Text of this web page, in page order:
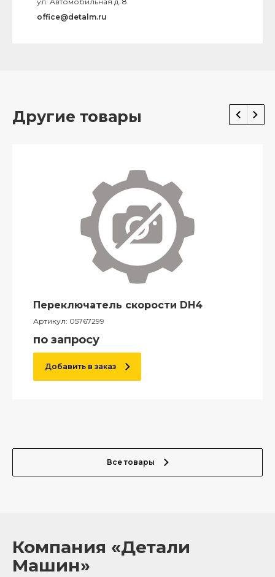
office@detalm.ru
Другие товары
Переключатель скорости DH4
Артикул: 05767299
по запросу
Добавить в заказ
Все товары
Компания «Детали
Машин»